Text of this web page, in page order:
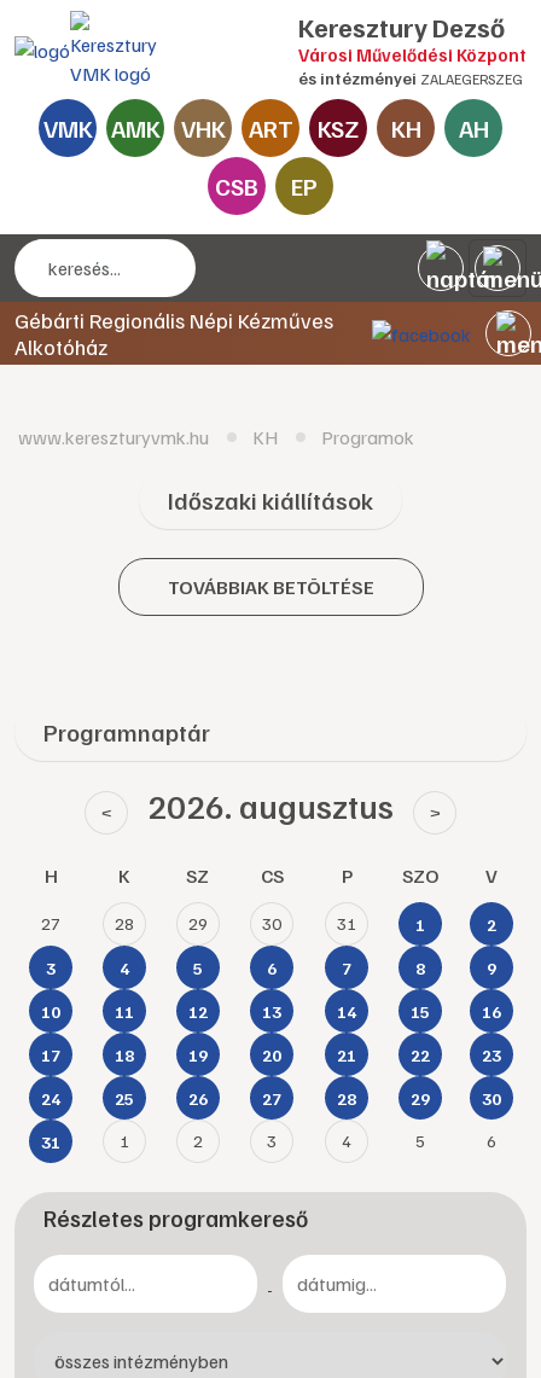
Keresztury Dezső
Városi Művelődési Központ
és intézményei ZALAEGERSZEG
VMK AMK VHK ART KSZ KH
AH
CSB
EP
Gébárti Regionális Népi Kézműves
Alkotóház
www.kereszturyvmk.hu KH Programok
Időszaki kiállítások
TOVÁBBIAK BETÖLTÉSE
Programnaptár
< 2026. augusztus >
H K SZ CS P SZO V
27 28 29 30 31 1 2
3 4 5 6 7 8 9
10 11 12 13 14 15 16
17 18 19 20 21 22 23
24 25 26 27 28 29 30
31 1 2 3 4 5 6
Részletes programkereső
-